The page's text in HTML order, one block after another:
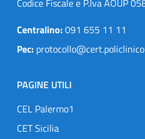
Centralino:091 655 11 11
Pec:
PAGINE UTILI
CEL Palermo1
CET Sicilia